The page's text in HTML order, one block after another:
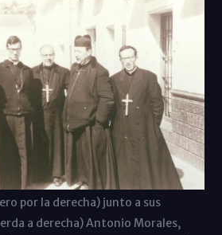
por la derecha) junto a sus
a derecha) Antonio Morales,